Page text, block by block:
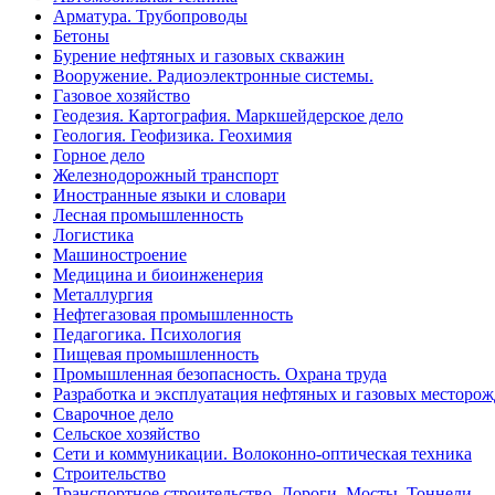
Арматура. Трубопроводы
Бетоны
Бурение нефтяных и газовых скважин
Вооружение. Радиоэлектронные системы.
Газовое хозяйство
Геодезия. Картография. Маркшейдерское дело
Геология. Геофизика. Геохимия
Горное дело
Железнодорожный транспорт
Иностранные языки и словари
Лесная промышленность
Логистика
Машиностроение
Медицина и биоинженерия
Металлургия
Нефтегазовая промышленность
Педагогика. Психология
Пищевая промышленность
Промышленная безопасность. Охрана труда
Разработка и эксплуатация нефтяных и газовых
Сварочное дело
Сельское хозяйство
Сети и коммуникации. Волоконно-оптическая техника
Строительство